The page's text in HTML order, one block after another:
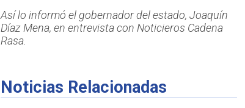
Así lo informó el gobernador del estado, Joaquín
Díaz Mena, en entrevista con Noticieros Cadena
Rasa.
Noticias Relacionadas